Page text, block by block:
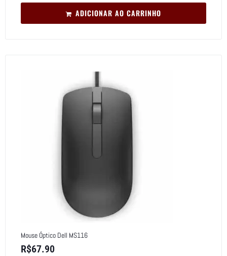
ADICIONAR AO CARRINHO
Mouse Óptico Dell MS116
R$67.90